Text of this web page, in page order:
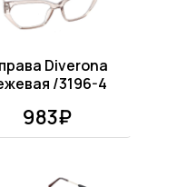
Diverona
/3196-4
983₽